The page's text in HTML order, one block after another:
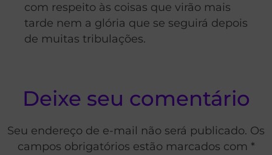
com respeito às coisas que virão mais
tarde nem a glória que se seguirá depois
de muitas tribulações.
Deixe seu comentário
Seu endereço de e-mail não será publicado. Os
campos obrigatórios estão marcados com *